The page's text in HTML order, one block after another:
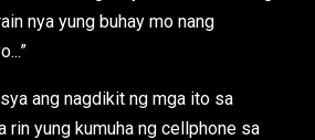
nya yung buhay mo nang
sya ang nagdikit ng mga ito sa
rin yung kumuha ng cellphone sa